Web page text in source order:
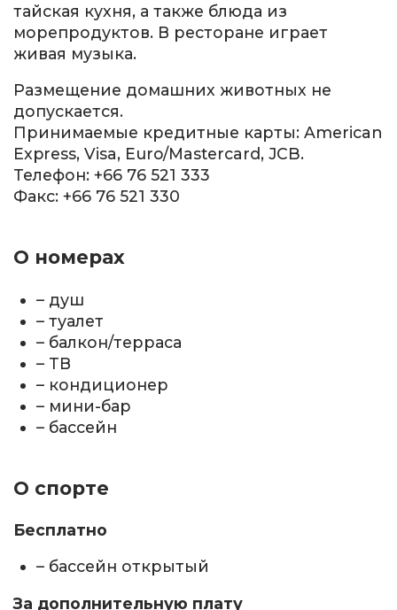
тайская кухня, а также блюда из
морепродуктов. В ресторане играет
живая музыка.
Размещение домашних животных не
допускается.
Принимаемые кредитные карты: American
Express, Visa, Euro/Mastercard, JCB.
Телефон: +66 76 521 333
Факс: +66 76 521 330
О номерах
– душ
– туалет
– балкон/терраса
– ТВ
– кондиционер
– мини-бар
– бассейн
О спорте
Бесплатно
– бассейн открытый
За дополнительную плату